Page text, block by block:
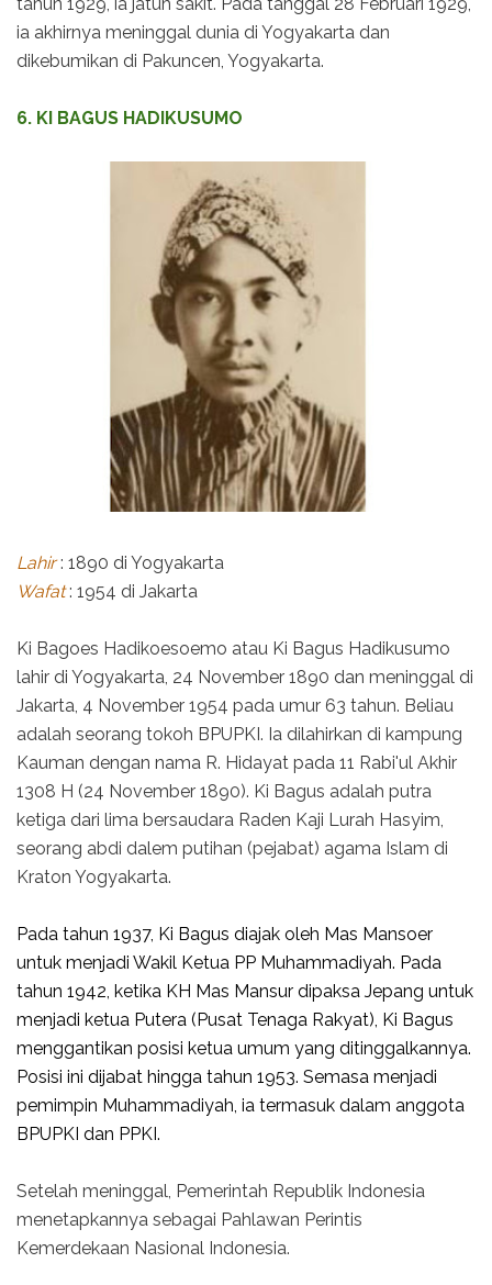
ia akhirnya meninggal dunia di Yogyakarta dan
dikebumikan di Pakuncen, Yogyakarta.
6. KI BAGUS HADIKUSUMO
Lahir: 1890 di Yogyakarta
Wafat: 1954 di Jakarta
Ki Bagoes Hadikoesoemo atau Ki Bagus Hadikusumo
lahir di Yogyakarta, 24 November 1890 dan meninggal di
Jakarta, 4 November 1954 pada umur 63 tahun. Beliau
adalah seorang tokoh BPUPKI. Ia dilahirkan di kampung
Kauman dengan nama R. Hidayat pada 11 Rabi'ul Akhir
1308 H (24 November 1890). Ki Bagus adalah putra
ketiga dari lima bersaudara Raden Kaji Lurah Hasyim,
seorang abdi dalem putihan (pejabat) agama Islam di
Kraton Yogyakarta.
Pada tahun 1937, Ki Bagus diajak oleh Mas Mansoer
untuk menjadi Wakil Ketua PP Muhammadiyah. Pada
tahun 1942, ketika KH Mas Mansur dipaksa Jepang untuk
menjadi ketua Putera (Pusat Tenaga Rakyat), Ki Bagus
menggantikan posisi ketua umum yang ditinggalkannya.
Posisi ini dijabat hingga tahun 1953. Semasa menjadi
pemimpin Muhammadiyah, ia termasuk dalam anggota
BPUPKI dan PPKI.
Setelah meninggal, Pemerintah Republik Indonesia
menetapkannya sebagai Pahlawan Perintis
Kemerdekaan Nasional Indonesia.